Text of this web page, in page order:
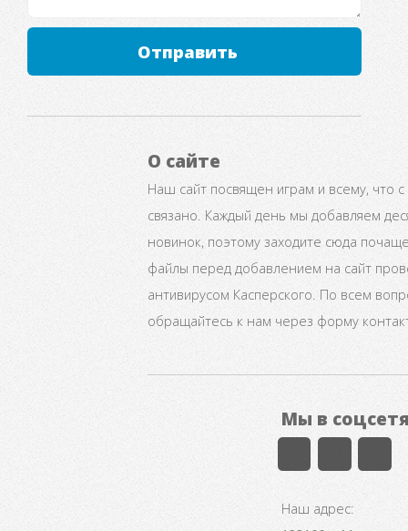
Отправить
О сайте
Наш сайт посвящен играм и всему, что
связано. Каждый день мы добавляем
новинок, поэтому заходите сюда
файлы перед добавлением на сайт
антивирусом Касперского. По всем
обращайтесь к нам через форму
Мы в
Наш адрес: